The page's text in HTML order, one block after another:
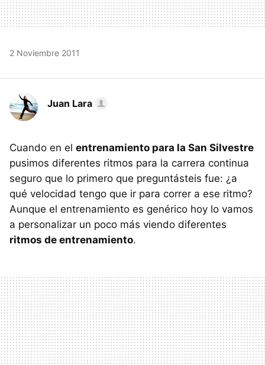
2 Noviembre 2011
Juan Lara
Cuando en el entrenamiento para la San Silvestre
pusimos diferentes ritmos para la carrera continua
seguro que lo primero que preguntásteis fue: ¿a
qué velocidad tengo que ir para correr a ese ritmo?
Aunque el entrenamiento es genérico hoy lo vamos
a personalizar un poco más viendo diferentes
ritmos de entrenamiento.